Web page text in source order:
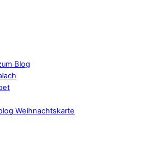
Blog
Weihnachtskarte